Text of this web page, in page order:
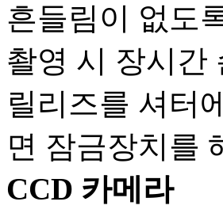
흔들림이 없도
촬영 시 장시간
릴리즈를 셔터
면 잠금장치를
CCD 카메라